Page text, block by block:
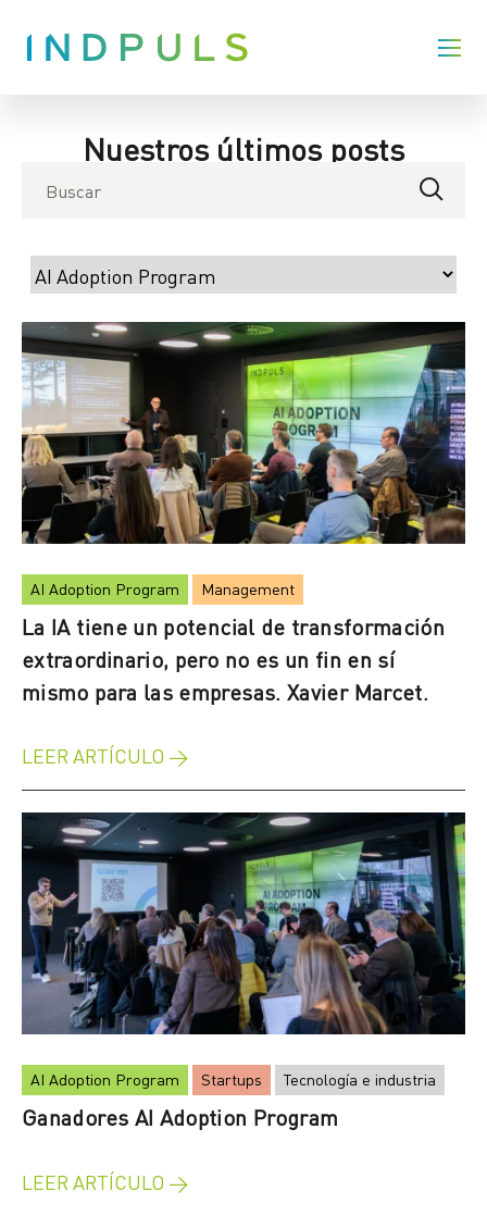
Nuestros últimos posts
AI Adoption Program Management
La IA tiene un potencial de transformación
extraordinario, pero no es un fin en sí
mismo para las empresas. Xavier Marcet.
LEER ARTÍCULO →
AI Adoption Program Startups Tecnología e industria
Ganadores AI Adoption Program
LEER ARTÍCULO →